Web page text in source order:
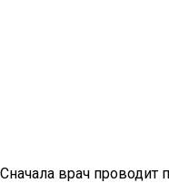
Сначала врач проводит